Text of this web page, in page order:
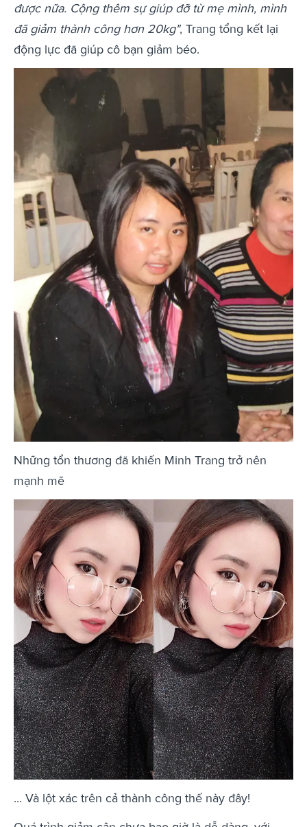
được nữa. Cộng thêm sự giúp đỡ từ mẹ mình, mình
đã giảm thành công hơn 20kg", Trang tổng kết lại
động lực đã giúp cô bạn giảm béo.
Những tổn thương đã khiến Minh Trang trở nên
mạnh mẽ
... Và lột xác trên cả thành công thế này đây!